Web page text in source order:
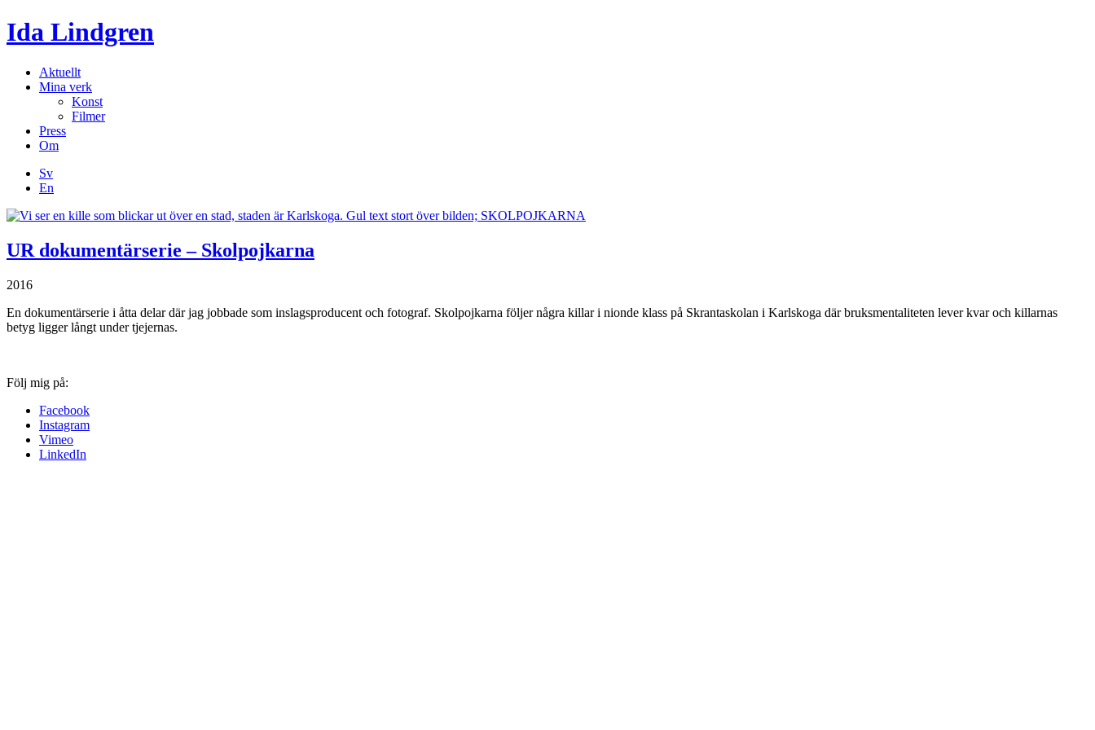
Ida Lindgren
Aktuellt
Mina verk
Konst
Filmer
Press
Om
Sv
En
UR dokumentärserie – Skolpojkarna
2016
En dokumentärserie i åtta delar där jag jobbade som inslagsproducent och fotograf. Skolpojkarna följer några killar i nionde klass på Skrantaskolan i Karlskoga där bruksmentaliteten lever kvar och killarnas
betyg ligger långt under tjejernas.
Följ mig på:
Facebook
Instagram
Vimeo
LinkedIn